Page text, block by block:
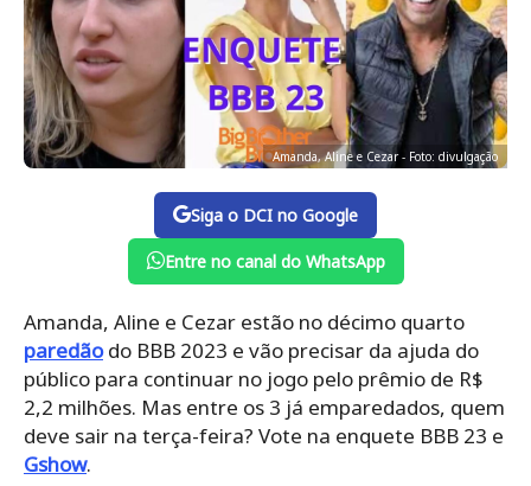
Amanda, Aline e Cezar - Foto: divulgação
Siga o DCI no Google
Entre no canal do WhatsApp
Amanda, Aline e Cezar estão no décimo quarto
paredãodo BBB 2023 e vão precisar da ajuda do
público para continuar no jogo pelo prêmio de R$
2,2 milhões. Mas entre os 3 já emparedados, quem
deve sair na terça-feira? Vote na enquete BBB 23 e
Gshow.